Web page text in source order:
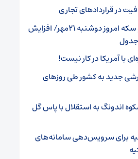
در قراردادهای تجاری
قیمت طلا و سکه امروز دوشنبه ۲۱مهر/ افزایش
با آمریکا در کار نیست!
جدید به کشور طی روزهای
اندونگ به استقلال با پاس گل
برای سرویس‌دهی سامانه‌های